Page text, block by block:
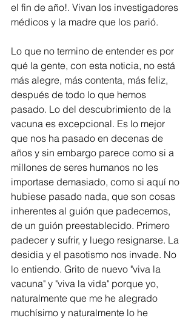
el fin de año!. Vivan los investigadores
médicos y la madre que los parió.
Lo que no termino de entender es por
qué la gente, con esta noticia, no está
más alegre, más contenta, más feliz,
después de todo lo que hemos
pasado. Lo del descubrimiento de la
vacuna es excepcional. Es lo mejor
que nos ha pasado en decenas de
años y sin embargo parece como si a
millones de seres humanos no les
importase demasiado, como si aquí no
hubiese pasado nada, que son cosas
inherentes al guión que padecemos,
de un guión preestablecido. Primero
padecer y sufrir, y luego resignarse. La
desidia y el pasotismo nos invade. No
lo entiendo. Grito de nuevo "viva la
vacuna" y "viva la vida" porque yo,
naturalmente que me he alegrado
muchísimo y naturalmente lo he